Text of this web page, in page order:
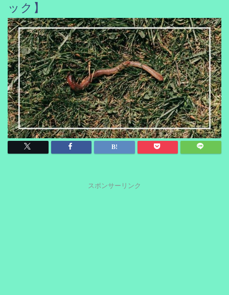
ック】
スポンサーリンク